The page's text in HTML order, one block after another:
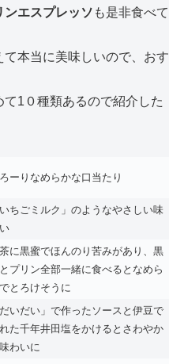
ンエスプレッソ も是非食べて
本当に美味しいので、おす
1０種類あるので紹介した
ーりなめらかな口当たり
いちごミルク」のようなやさしい味
に黒蜜でほんのり苦みがあり、黒
プリン全部一緒に食べるとなめら
とろけそうに
だいだい」で作ったソースと伊豆で
た千年井田塩をかけるとさわやか
わいに